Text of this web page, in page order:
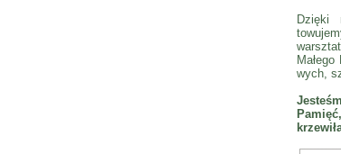
Dzięki
wych,